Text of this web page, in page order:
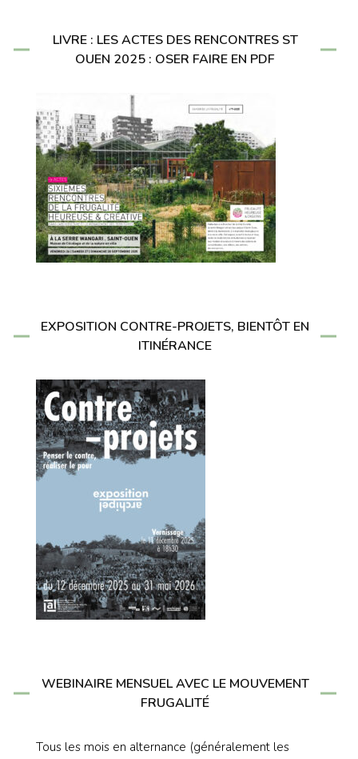
LIVRE : LES ACTES DES RENCONTRES ST
OUEN 2025 : OSER FAIRE EN PDF
EXPOSITION CONTRE-PROJETS, BIENTÔT EN
ITINÉRANCE
WEBINAIRE MENSUEL AVEC LE MOUVEMENT
FRUGALITÉ
Tous les mois en alternance (généralement les